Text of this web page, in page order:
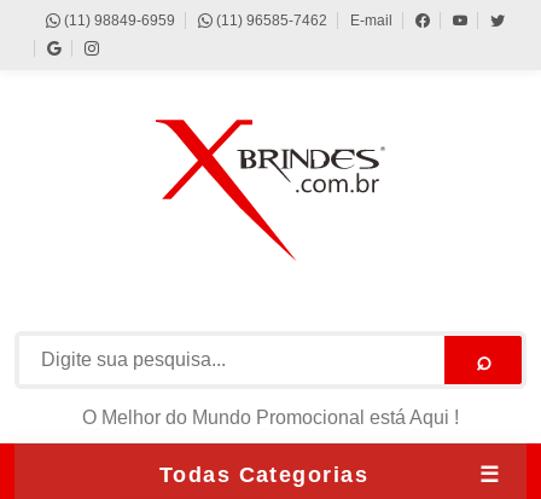
(11) 98849-6959 (11) 96585-7462 E-mail
⌕
O Melhor do Mundo Promocional está Aqui !
Todas Categorias ☰